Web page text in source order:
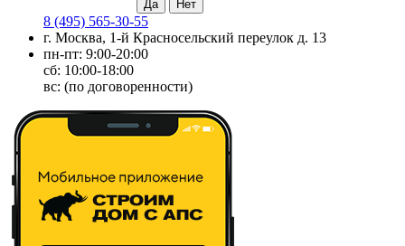
8 (495) 565-30-55
г. Москва, 1-й Красносельский переулок д. 13
пн-пт: 9:00-20:00
сб: 10:00-18:00
вс: (по договоренности)